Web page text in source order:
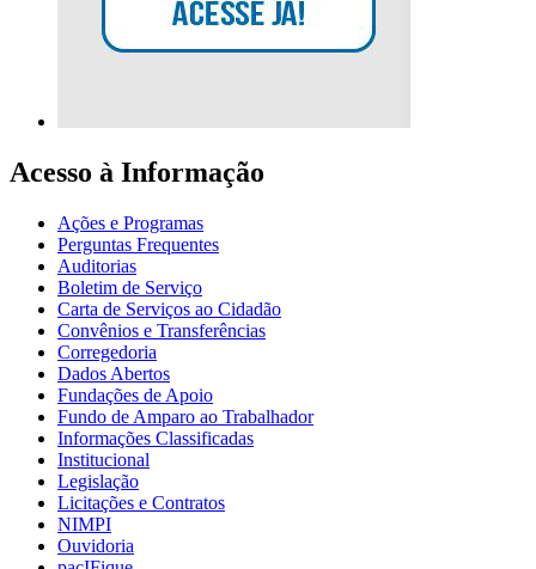
Acesso à Informação
Ações e Programas
Perguntas Frequentes
Auditorias
Boletim de Serviço
Carta de Serviços ao Cidadão
Convênios e Transferências
Corregedoria
Dados Abertos
Fundações de Apoio
Fundo de Amparo ao Trabalhador
Informações Classificadas
Institucional
Legislação
Licitações e Contratos
NIMPI
Ouvidoria